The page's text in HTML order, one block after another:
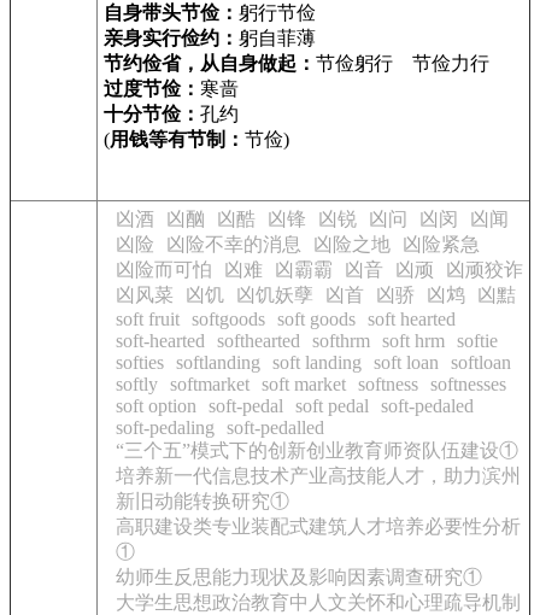
自身带头节俭： 躬行节俭
亲身实行俭约： 躬自菲薄
节约俭省，从自身做起： 节俭躬行 节俭力行
过度节俭： 寒啬
十分节俭： 孔约
(用钱等有节制： 节俭)
凶酒 凶酗 凶酷 凶锋 凶锐 凶问 凶闵
凶闻
凶险
凶险不幸的消息 凶险之地
凶险紧急
凶险而可怕
凶难 凶霸霸 凶音 凶顽
凶顽狡诈
凶风菜
凶饥 凶饥妖孽 凶首 凶骄 凶鸩
凶黠
soft fruit softgoods soft goods soft hearted
soft-hearted
softhearted softhrm soft hrm
softie
softies softlanding soft landing soft loan
softloan
softly softmarket soft market softness softnesses
soft option
soft-pedal soft pedal
soft-pedaled
soft-pedaling
soft-pedalled
“三个五”模式下的创新创业教育师资队伍建设①
培养新一代信息技术产业高技能人才，助力滨州
新旧动能转换研究①
高职建设类专业装配式建筑人才培养必要性分析
①
幼师生反思能力现状及影响因素调查研究①
大学生思想政治教育中人文关怀和心理疏导机制